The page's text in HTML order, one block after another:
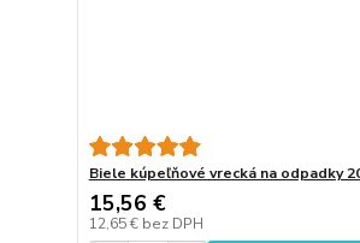
Biele kúpeľňové vrecká na odpadky
15,56 €
12,65 € bez DPH